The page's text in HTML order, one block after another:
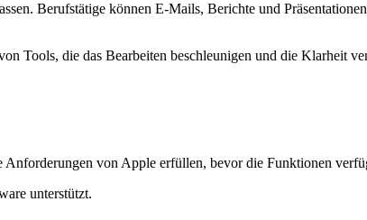
Berufstätige können E-Mails, Berichte und
Tools, die das Bearbeiten beschleunigen und die Klarheit
Anforderungen von Apple erfüllen, bevor die Funktionen
unterstützt.